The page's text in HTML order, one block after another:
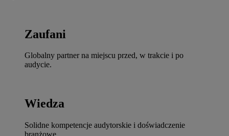
Zaufani
Globalny partner na miejscu przed, w trakcie i po
audycie.
Wiedza
Solidne kompetencje audytorskie i doświadczenie